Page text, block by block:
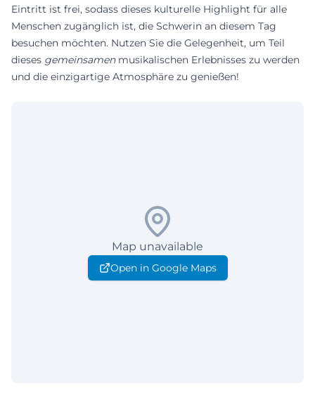
Eintritt ist frei, sodass dieses kulturelle Highlight für alle
Menschen zugänglich ist, die Schwerin an diesem Tag
besuchen möchten. Nutzen Sie die Gelegenheit, um Teil
dieses gemeinsamenmusikalischen Erlebnisses zu werden
und die einzigartige Atmosphäre zu genießen!
Map unavailable
Open in Google Maps